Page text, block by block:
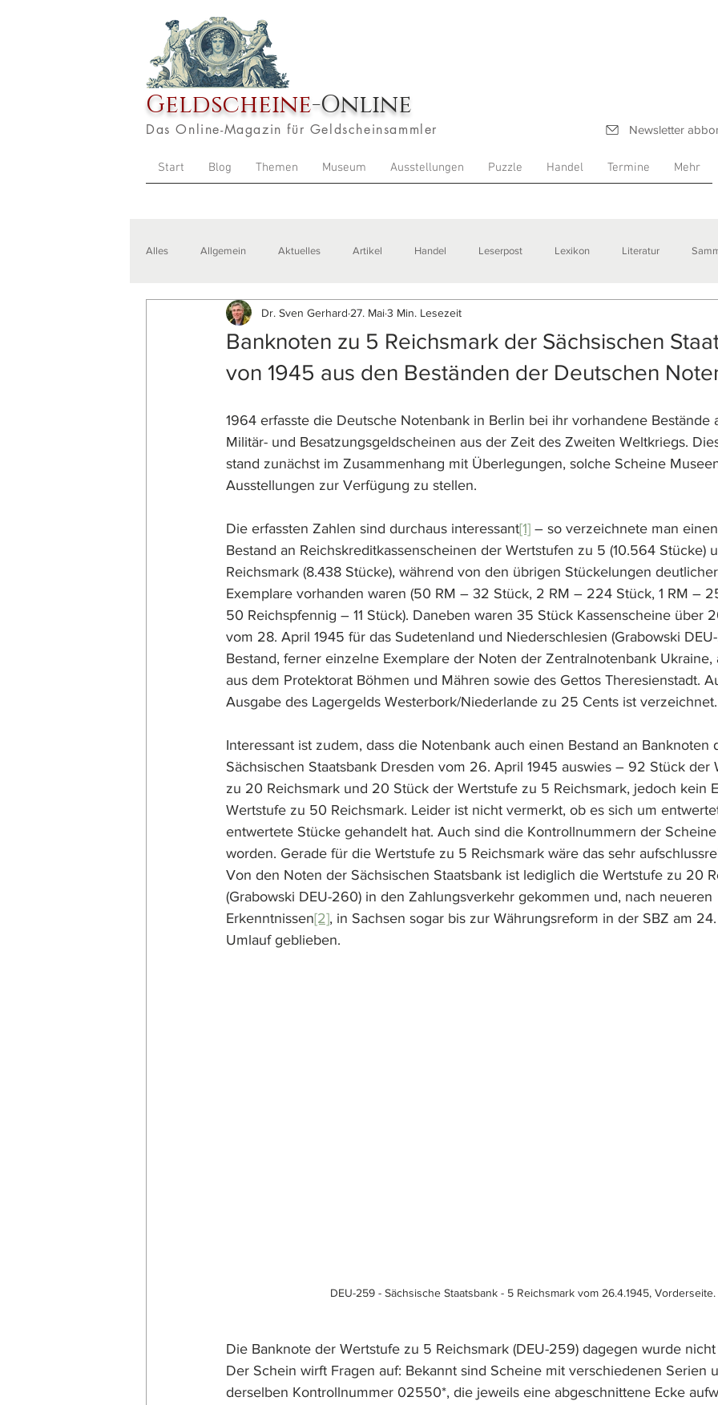
Geldscheine-Online
Das Online-Magazin für Geldscheinsammler Newsletter
Start Blog Themen Museum Ausstellungen Puzzle Handel Termine Mehr
Alles Allgemein Aktuelles Artikel Handel Leserpost Lexikon Literatur
Veranstaltungen Zitate Ausstellungen
Banknoten zu 5 Reichsmark der Sächsischen
von 1945 aus den Beständen der Deutschen
Dr. Sven Gerhard 27. Mai3 Min. Lesezeit
1964 erfasste die Deutsche Notenbank in Berlin bei ihr vorhandene Bestände
Militär- und Besatzungsgeldscheinen aus der Zeit des Zweiten Weltkriegs.
stand zunächst im Zusammenhang mit Überlegungen, solche Scheine
Ausstellungen zur Verfügung zu stellen.
Die erfassten Zahlen sind durchaus interessant[1] – so verzeichnete man
Bestand an Reichskreditkassenscheinen der Wertstufen zu 5 (10.564 Stücke)
Reichsmark (8.438 Stücke), während von den übrigen Stückelungen
Exemplare vorhanden waren (50 RM – 32 Stück, 2 RM – 224 Stück, 1 RM –
50 Reichspfennig – 11 Stück). Daneben waren 35 Stück Kassenscheine über
vom 28. April 1945 für das Sudetenland und Niederschlesien (Grabowski
Bestand, ferner einzelne Exemplare der Noten der Zentralnotenbank Ukraine,
aus dem Protektorat Böhmen und Mähren sowie des Gettos Theresienstadt.
Ausgabe des Lagergelds Westerbork/Niederlande zu 25 Cents ist verzeichnet.
Interessant ist zudem, dass die Notenbank auch einen Bestand an Banknoten
Sächsischen Staatsbank Dresden vom 26. April 1945 auswies – 92 Stück der
zu 20 Reichsmark und 20 Stück der Wertstufe zu 5 Reichsmark, jedoch kein
Wertstufe zu 50 Reichsmark. Leider ist nicht vermerkt, ob es sich um
entwertete Stücke gehandelt hat. Auch sind die Kontrollnummern der
worden. Gerade für die Wertstufe zu 5 Reichsmark wäre das sehr
Von den Noten der Sächsischen Staatsbank ist lediglich die Wertstufe zu 20
(Grabowski DEU-260) in den Zahlungsverkehr gekommen und, nach neueren
Erkenntnissen[2], in Sachsen sogar bis zur Währungsreform in der SBZ am
Umlauf geblieben.
DEU-259 - Sächsische Staatsbank - 5 Reichsmark vom 26.4.1945, Vorderseite.
Die Banknote der Wertstufe zu 5 Reichsmark (DEU-259) dagegen wurde
Der Schein wirft Fragen auf: Bekannt sind Scheine mit verschiedenen Serien
derselben Kontrollnummer 02550*, die jeweils eine abgeschnittene Ecke